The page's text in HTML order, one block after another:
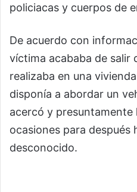
policiacas y cuerpos de
De acuerdo con
víctima acababa de salir
realizaba en una
disponía a abordar un
acercó y presuntamente
ocasiones para después
desconocido.